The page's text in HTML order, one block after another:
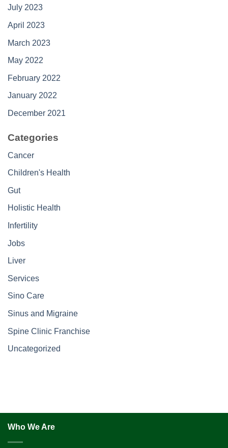
July 2023
April 2023
March 2023
May 2022
February 2022
January 2022
December 2021
Categories
Cancer
Children's Health
Gut
Holistic Health
Infertility
Jobs
Liver
Services
Sino Care
Sinus and Migraine
Spine Clinic Franchise
Uncategorized
Who We Are